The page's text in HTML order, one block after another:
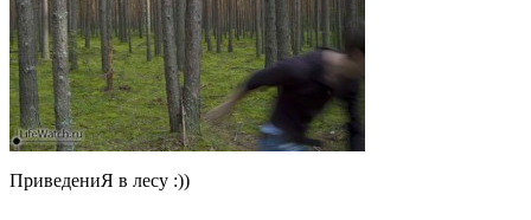
ПриведениЯ в лесу :))